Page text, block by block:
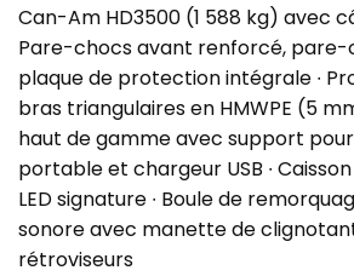
Can-Am HD3500 (1 588 kg) avec
Pare-chocs avant renforcé, pare-
plaque de protection intégrale ∙
bras triangulaires en HMWPE (5
haut de gamme avec support
portable et chargeur USB ∙
LED signature ∙ Boule de
sonore avec manette de
rétroviseurs